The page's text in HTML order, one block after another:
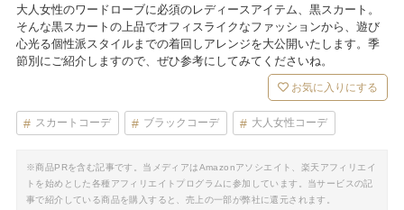
大人女性のワードローブに必須のレディースアイテム、黒スカート。
そんな黒スカートの上品でオフィスライクなファッションから、遊び
心光る個性派スタイルまでの着回しアレンジを大公開いたします。季
節別にご紹介しますので、ぜひ参考にしてみてくださいね。
お気に入りにする
スカートコーデ ブラックコーデ 大人女性コーデ
※商品PRを含む記事です。当メディアはAmazonアソシエイト、楽天アフィリエイ
トを始めとした各種アフィリエイトプログラムに参加しています。当サービスの記
事で紹介している商品を購入すると、売上の一部が弊社に還元されます。